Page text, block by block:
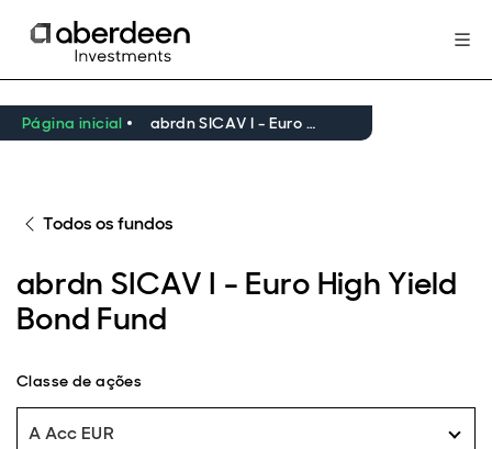
Página inicial abrdn SICAV I - Euro High Yield Bond Fund
Todos os fundos
abrdn SICAV I - Euro High Yield
Bond Fund
Classe de ações
A Acc EUR